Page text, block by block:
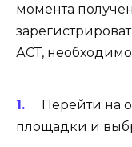
момента
АСТ,
Перейти на
площадки и